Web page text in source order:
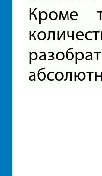
Кроме